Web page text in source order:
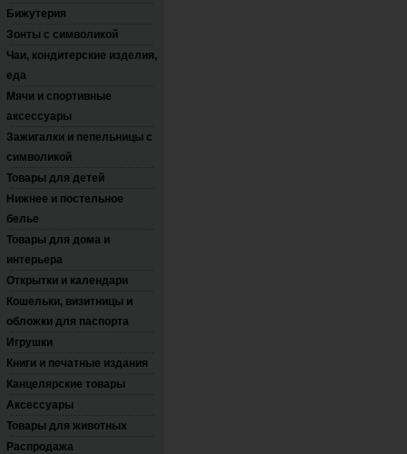
Бижутерия
Зонты с символикой
Чаи, кондитерские изделия,
еда
Мячи и спортивные
аксессуары
Зажигалки и пепельницы с
символикой
Товары для детей
Нижнее и постельное
белье
Товары для дома и
интерьера
Открытки и календари
Кошельки, визитницы и
обложки для паспорта
Игрушки
Книги и печатные издания
Канцелярские товары
Аксессуары
Товары для животных
Распродажа